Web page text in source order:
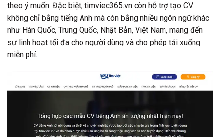
theo ý muốn. Đặc biệt, timviec365.vn còn hỗ trợ tạo CV
không chỉ bằng tiếng Anh mà còn bằng nhiều ngôn ngữ khác
như Hàn Quốc, Trung Quốc, Nhật Bản, Việt Nam, mang đến
sự linh hoạt tối đa cho người dùng và cho phép tải xuống
miễn phí.